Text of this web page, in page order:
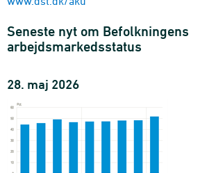
erhvervsmæssig status, alder og køn
2008K1-2026K1 - 1.000 personer
2008K1-2026K1 - 1.000 personer
Beskæftigede
område, alder og køn (15-64-årige)
2008K1-2026K1 - 1.000 personer
Beskæftigede med normal arbejdstid
Seneste nyt om Befolkningens
arbejdsmarkedsstatus
28. maj 2026